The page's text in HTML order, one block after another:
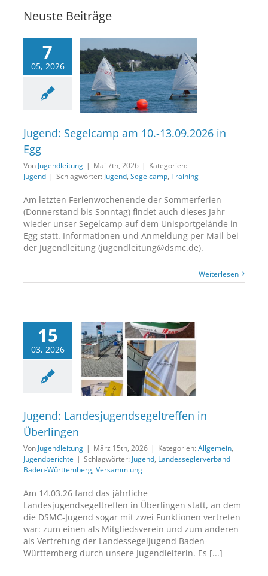
Neuste Beiträge
7
05, 2026
Segelcamp am
in Egg
Jugend: Segelcamp am 10.-13.09.2026 in
Egg
Von Jugendleitung | Mai 7th, 2026 | Kategorien:
Jugend | Schlagwörter: Jugend, Segelcamp, Training
Am letzten Ferienwochenende der Sommerferien
(Donnerstand bis Sonntag) findet auch dieses Jahr
wieder unser Segelcamp auf dem Unisportgelände in
Egg statt. Informationen und Anmeldung per Mail bei
der Jugendleitung (jugendleitung@dsmc.de).
Weiterlesen
15
03, 2026
Jugend:
Überlingen
Jugend: Landesjugendsegeltreffen in
Überlingen
Von Jugendleitung | März 15th, 2026 | Kategorien: Allgemein,
Jugendberichte | Schlagwörter: Jugend, Landesseglerverband
Baden-Württemberg, Versammlung
Am 14.03.26 fand das jährliche
Landesjugendsegeltreffen in Überlingen statt, an dem
die DSMC-Jugend sogar mit zwei Funktionen vertreten
war: zum einen als Mitgliedsverein und zum anderen
als Vertretung der Landessegeljugend Baden-
Württemberg durch unsere Jugendleiterin. Es [...]